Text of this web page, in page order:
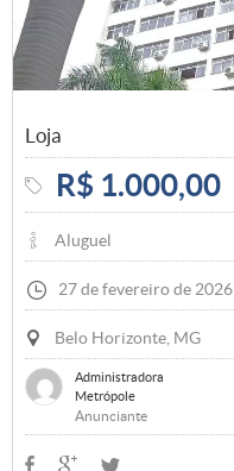
Loja
R$ 1.000,00
Aluguel
27 de fevereiro de 2026
Belo Horizonte, MG
Administradora
Metrópole
Anunciante